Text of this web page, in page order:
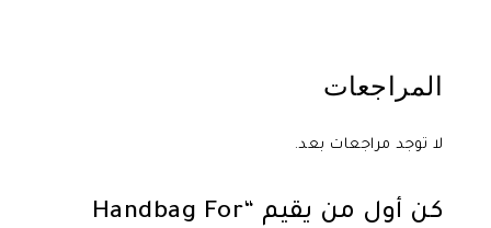
المراجعات
لا توجد مراجعات بعد.
كن أول من يقيم “Handbag For